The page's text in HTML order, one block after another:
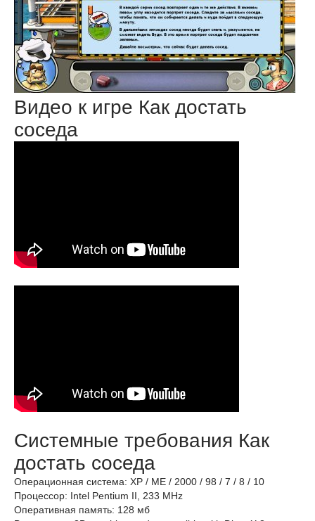
Видео к игре Как достать
соседа
Системные требования Как
достать соседа
Операционная система: XP / ME / 2000 / 98 / 7 / 8 / 10
Процессор: Intel Pentium II, 233 MHz
Оперативная память: 128 мб